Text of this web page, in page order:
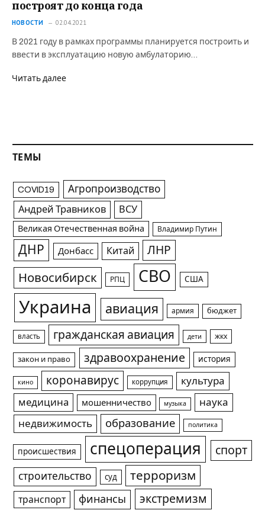
построят до конца года
НОВОСТИ 02.04.2021
В 2021 году в рамках программы планируется построить и
ввести в эксплуатацию новую амбулаторию…
Читать далее
ТЕМЫ
COVID19 Агропроизводство
Андрей Травников ВСУ
Великая Отечественная война Владимир Путин
ДНР Донбасс Китай ЛНР
Новосибирск РПЦ СВО США
Украина авиация армия бюджет
власть гражданская авиация дети жкх
закон и право здравоохранение история
кино коронавирус коррупция
культура
медицина
мошенничество музыка
наука
недвижимость
образование политика
происшествия спецоперация спорт
строительство суд терроризм
транспорт финансы экстремизм